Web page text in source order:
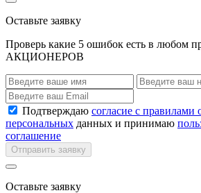
Оставьте заявку
Проверь какие 5 ошибок есть в любом
АКЦИОНЕРОВ
Подтверждаю согласие с правилами
персональных данных и принимаю
соглашение
Отправить заявку
Оставьте заявку